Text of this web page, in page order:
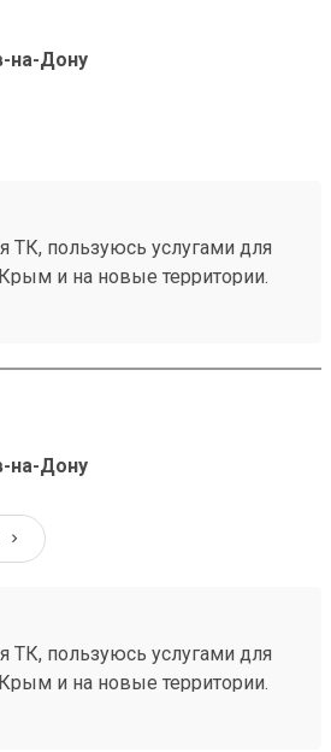
на-Дону
ТК, пользуюсь услугами для
и на новые территории.
хрупкими, повреждения
на-Дону
ТК, пользуюсь услугами для
и на новые территории.